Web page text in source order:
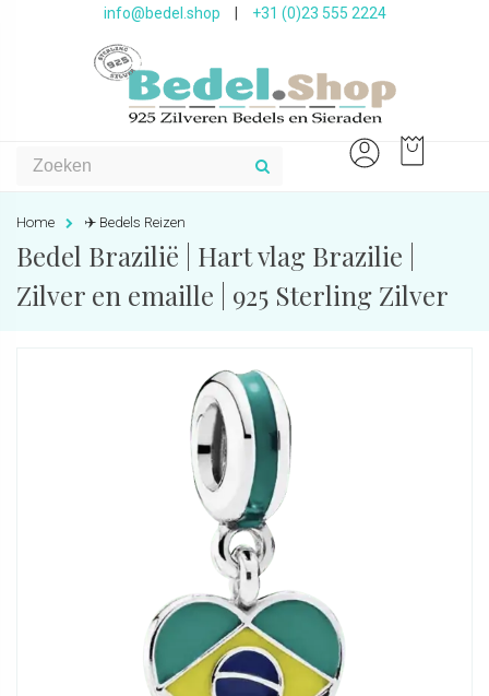
info@bedel.shop +31 (0)23 555 2224
Home ✈️ Bedels Reizen
Bedel Brazilië | Hart vlag Brazilie |
Zilver en emaille | 925 Sterling Zilver